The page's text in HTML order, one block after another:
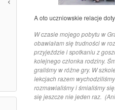
A oto uczniowskie relacje
W czasie mojego pobytu w
obawiałam się trudności w
przyjeździe i spotkaniu z
kolejnego członka rodziny.
graliśmy w różne gry. W
lekcjach razem
rozmawialiśmy i śmialiśmy
się jeszcze nie jeden raz.